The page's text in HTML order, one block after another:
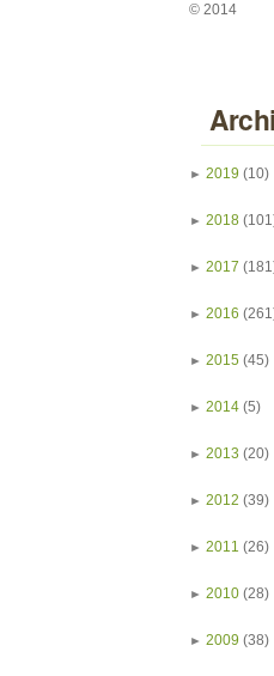
© 2014
► 2019 (10)
► 2018
► 2017
► 2016
► 2015 (45)
► 2014 (5)
► 2013 (20)
► 2012 (39)
► 2011 (26)
► 2010 (28)
► 2009 (38)